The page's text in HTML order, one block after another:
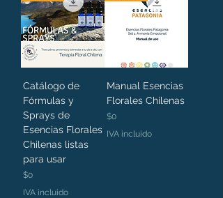
Catálogo de
Fórmulas y
Sprays de
Esencias Florales
Chilenas listas
para usar
Precio
$0
IVA incluido
Manual Esencias
Florales Chilenas
Precio
$0
IVA incluido